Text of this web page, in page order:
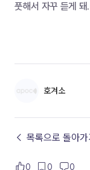
풋해서 자꾸 듣게 돼.
호겨소
← 목록으로 돌아가
0 0 0